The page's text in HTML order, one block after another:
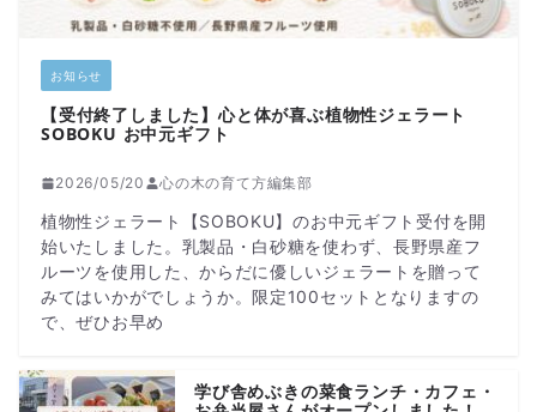
お知らせ
【受付終了しました】心と体が喜ぶ植物性ジェラート
SOBOKU お中元ギフト
2026/05/20 心の木の育て方編集部
植物性ジェラート【SOBOKU】のお中元ギフト受付を開
始いたしました。乳製品・白砂糖を使わず、長野県産フ
ルーツを使用した、からだに優しいジェラートを贈って
みてはいかがでしょうか。限定100セットとなりますの
で、ぜひお早め
学び舎めぶきの菜食ランチ・カフェ・